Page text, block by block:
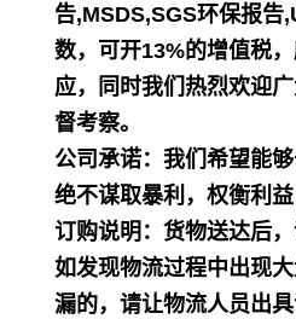
告,MSDS,SGS环保报告
数，可开13%的增值税
应，同时我们热烈欢迎
督考察。
公司承诺：我们希望能够
绝不谋取暴利，权衡利益
订购说明：货物送达后，
如发现物流过程中出现
漏的，请让物流人员出